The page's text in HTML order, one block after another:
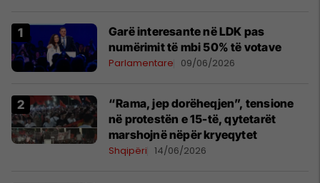
Garë interesante në LDK pas
numërimit të mbi 50% të votave
Parlamentare 09/06/2026
“Rama, jep dorëheqjen”, tensione
në protestën e 15-të, qytetarët
marshojnë nëpër kryeqytet
Shqipëri 14/06/2026